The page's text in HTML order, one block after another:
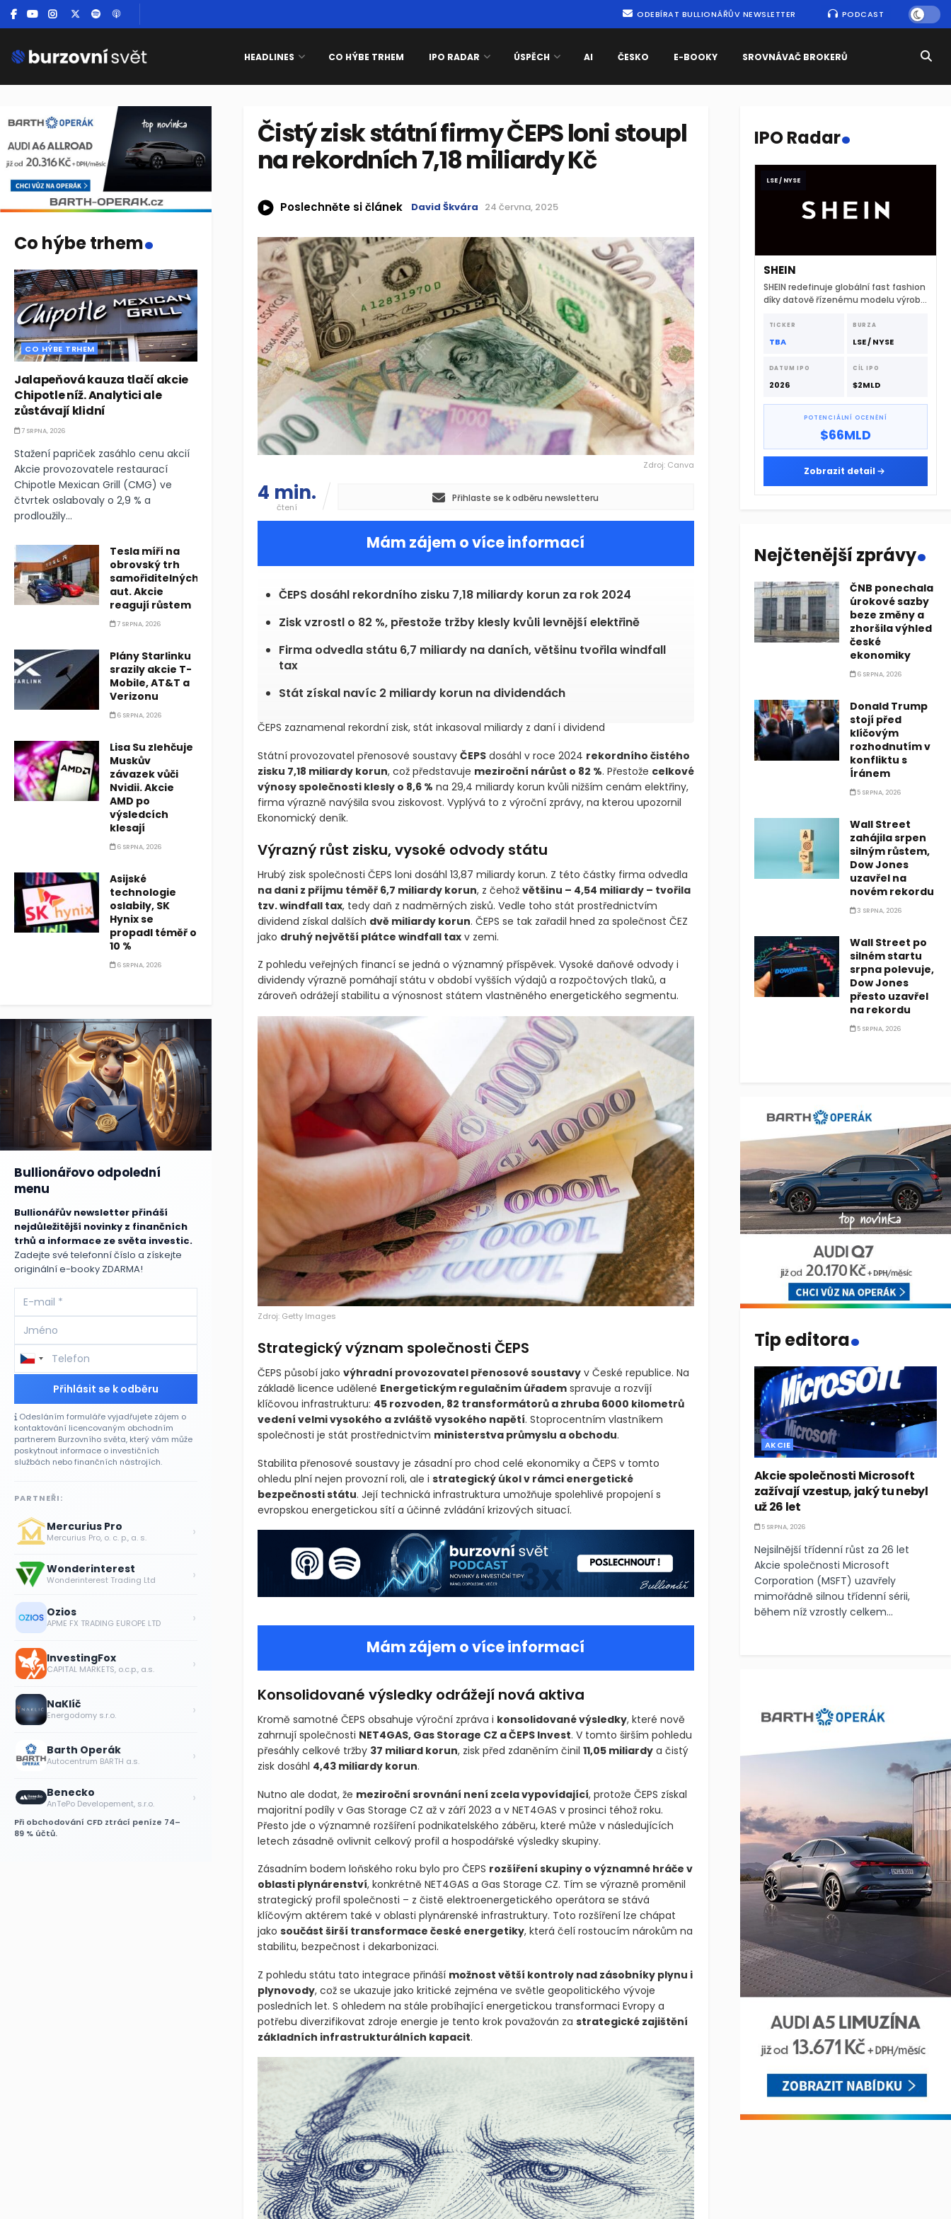
ODEBÍRAT BULLIONÁŘŮV NEWSLETTER PODCAST
HEADLINES CO HÝBE TRHEM IPO RADAR ÚSPĚCH AI ČESKO E-BOOKY SROVNÁVAČ BROKERŮ
Čistý zisk státní firmy ČEPS loni stoupl
na rekordních 7,18 miliardy Kč
Poslechněte si článek David Škvára 24 června, 2025
Zdroj: Canva
4 min.
čtení
Přihlaste se k odběru newsletteru
Mám zájem o více informací
ČEPS dosáhl rekordního zisku 7,18 miliardy korun za rok 2024
Zisk vzrostl o 82 %, přestože tržby klesly kvůli levnější elektřině
Firma odvedla státu 6,7 miliardy na daních, většinu tvořila windfall
tax
Stát získal navíc 2 miliardy korun na dividendách
ČEPS zaznamenal rekordní zisk, stát inkasoval miliardy z daní i dividend
Státní provozovatel přenosové soustavy ČEPSdosáhl v roce 2024 rekordního čistého
zisku 7,18 miliardy korun, což představuje meziroční nárůst o 82 %. Přestože celkové
výnosy společnosti klesly o 8,6 % na 29,4 miliardy korun kvůli nižším cenám elektřiny,
firma výrazně navýšila svou ziskovost. Vyplývá to z výroční zprávy, na kterou upozornil
Ekonomický deník.
Výrazný růst zisku, vysoké odvody státu
Hrubý zisk společnosti ČEPS loni dosáhl 13,87 miliardy korun. Z této částky firma odvedla
na dani z příjmu téměř 6,7 miliardy korun, z čehož většinu – 4,54 miliardy – tvořila
tzv. windfall tax, tedy daň z nadměrných zisků. Vedle toho stát prostřednictvím
dividend získal dalších dvě miliardy korun. ČEPS se tak zařadil hned za společnost ČEZ
jako druhý největší plátce windfall taxv zemi.
Z pohledu veřejných financí se jedná o významný příspěvek. Vysoké daňové odvody i
dividendy výrazně pomáhají státu v období vyšších výdajů a rozpočtových tlaků, a
zároveň odrážejí stabilitu a výnosnost státem vlastněného energetického segmentu.
Zdroj: Getty Images
Strategický význam společnosti ČEPS
ČEPS působí jako výhradní provozovatel přenosové soustavyv České republice. Na
základě licence udělené Energetickým regulačním úřademspravuje a rozvíjí
klíčovou infrastrukturu: 45 rozvoden, 82 transformátorů a zhruba 6000 kilometrů
vedení velmi vysokého a zvláště vysokého napětí. Stoprocentním vlastníkem
společnosti je stát prostřednictvím ministerstva průmyslu a obchodu.
Stabilita přenosové soustavy je zásadní pro chod celé ekonomiky a ČEPS v tomto
ohledu plní nejen provozní roli, ale i strategický úkol v rámci energetické
bezpečnosti státu. Její technická infrastruktura umožňuje spolehlivé propojení s
evropskou energetickou sítí a účinné zvládání krizových situací.
Mám zájem o více informací
Konsolidované výsledky odrážejí nová aktiva
Kromě samotné ČEPS obsahuje výroční zpráva i konsolidované výsledky, které nově
zahrnují společnosti NET4GAS, Gas Storage CZ a ČEPS Invest. V tomto širším pohledu
přesáhly celkové tržby 37 miliard korun, zisk před zdaněním činil 11,05 miliardya čistý
zisk dosáhl 4,43 miliardy korun.
Nutno ale dodat, že meziroční srovnání není zcela vypovídající, protože ČEPS získal
majoritní podíly v Gas Storage CZ až v září 2023 a v NET4GAS v prosinci téhož roku.
Přesto jde o významné rozšíření podnikatelského záběru, které může v následujících
letech zásadně ovlivnit celkový profil a hospodářské výsledky skupiny.
Zásadním bodem loňského roku bylo pro ČEPS rozšíření skupiny o významné hráče v
oblasti plynárenství, konkrétně NET4GAS a Gas Storage CZ. Tím se výrazně proměnil
strategický profil společnosti – z čistě elektroenergetického operátora se stává
klíčovým aktérem také v oblasti plynárenské infrastruktury. Toto rozšíření lze chápat
jako součást širší transformace české energetiky, která čelí rostoucím nárokům na
stabilitu, bezpečnost i dekarbonizaci.
Z pohledu státu tato integrace přináší možnost větší kontroly nad zásobníky plynu i
plynovody, což se ukazuje jako kritické zejména ve světle geopolitického vývoje
posledních let. S ohledem na stále probíhající energetickou transformaci Evropy a
potřebu diverzifikovat zdroje energie je tento krok považován za strategické zajištění
základních infrastrukturálních kapacit.
Co hýbe trhem.
CO HÝBE TRHEM
Jalapeňová kauza tlačí akcie
Chipotle níž. Analytici ale
zůstávají klidní
7 SRPNA, 2026
Stažení papriček zasáhlo cenu akcií
Akcie provozovatele restaurací
Chipotle Mexican Grill (CMG) ve
čtvrtek oslabovaly o 2,9 % a
prodloužily...
Tesla míří na
obrovský trh
samořiditelných
aut. Akcie
reagují růstem
7 SRPNA, 2026
Plány Starlinku
srazily akcie T-
Mobile, AT&T a
Verizonu
6 SRPNA, 2026
Lisa Su zlehčuje
Muskův
závazek vůči
Nvidii. Akcie
AMD po
výsledcích
klesají
6 SRPNA, 2026
Asijské
technologie
oslabily, SK
Hynix se
propadl téměř o
10 %
6 SRPNA, 2026
Bullionářovo odpolední
menu
Bullionářův newsletter přináší
nejdůležitější novinky z finančních
trhů a informace ze světa investic.
Zadejte své telefonní číslo a získejte
originální e-booky ZDARMA!
Přihlásit se k odběru
Odesláním formuláře vyjadřujete zájem o
kontaktování licencovaným obchodním
partnerem Burzovního světa, který vám může
poskytnout informace o investičních
službách nebo finančních nástrojích.
PARTNEŘI:
Mercurius Pro
Mercurius Pro, o. c. p., a. s. ›
Wonderinterest
Wonderinterest Trading Ltd ›
Ozios
APME FX TRADING EUROPE LTD ›
InvestingFox
CAPITAL MARKETS, o.c.p., a.s. ›
NaKlíč
Energodomy s.r.o. ›
Barth Operák
Autocentrum BARTH a.s. ›
Benecko
AnTePo Developement, s.r.o. ›
Při obchodování CFD ztrácí peníze 74–
89 % účtů.
IPO Radar.
LSE / NYSE
SHEIN
SHEIN redefinuje globální fast fashion
díky datově řízenému modelu výroby
dodavatelskému řetězci.
TICKER
TBA
BURZA
LSE / NYSE
DATUM IPO
2026
CÍL IPO
$2MLD
POTENCIÁLNÍ OCENĚNÍ
$66MLD
Zobrazit detail
Nejčtenější zprávy.
ČNB ponechala
úrokové sazby
beze změny a
zhoršila výhled
české
ekonomiky
6 SRPNA, 2026
Donald Trump
stojí před
klíčovým
rozhodnutím v
konfliktu s
Íránem
5 SRPNA, 2026
Wall Street
zahájila srpen
silným růstem,
Dow Jones
uzavřel na
novém rekordu
3 SRPNA, 2026
Wall Street po
silném startu
srpna polevuje,
Dow Jones
přesto uzavřel
na rekordu
5 SRPNA, 2026
Tip editora.
AKCIE
Akcie společnosti Microsoft
zažívají vzestup, jaký tu nebyl
už 26 let
5 SRPNA, 2026
Nejsilnější třídenní růst za 26 let
Akcie společnosti Microsoft
Corporation (MSFT) uzavřely
mimořádně silnou třídenní sérii,
během níž vzrostly celkem...